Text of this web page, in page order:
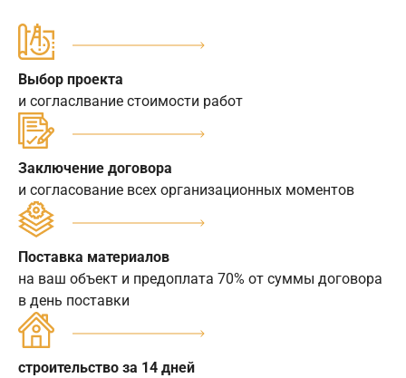
Выбор проекта
и согласлвание стоимости работ
Заключение договора
и согласование всех организационных моментов
Поставка материалов
на ваш объект и предоплата 70% от суммы договора
в день поставки
строительство за 14 дней